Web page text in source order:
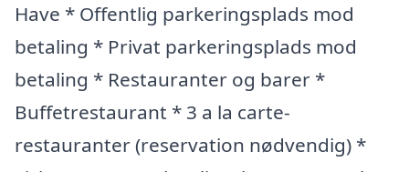
Have * Offentlig parkeringsplads mod
betaling * Privat parkeringsplads mod
betaling * Restauranter og barer *
Buffetrestaurant * 3 a la carte-
restauranter (reservation nødvendig) *